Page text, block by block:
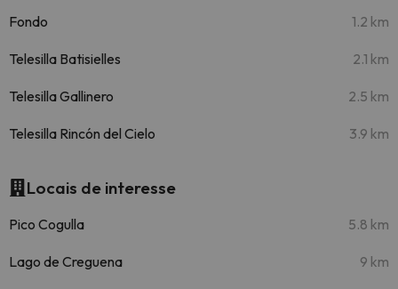
Fondo 1.2 km
Telesilla Batisielles 2.1 km
Telesilla Gallinero 2.5 km
Telesilla Rincón del Cielo 3.9 km
Locais de interesse
Pico Cogulla 5.8 km
Lago de Creguena 9 km